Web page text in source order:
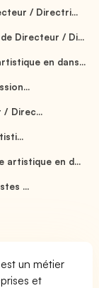
/ Directri...
Directeur / Di...
en dans...
/ Direc...
artistique en d...
...
un métier
et